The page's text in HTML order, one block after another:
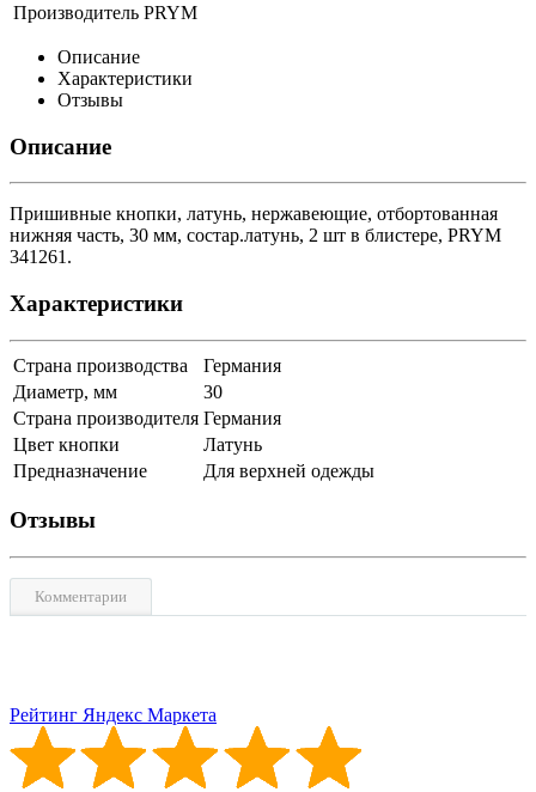
Производитель PRYM
Описание
Характеристики
Отзывы
Описание
Пришивные кнопки, латунь, нержавеющие, отбортованная
нижняя часть, 30 мм, состар.латунь, 2 шт в блистере, PRYM
341261.
Характеристики
Страна производства
Германия
Диаметр, мм
30
Страна производителя Германия
Цвет кнопки
Латунь
Предназначение
Для верхней одежды
Отзывы
Комментарии
Рейтинг Яндекс Маркета